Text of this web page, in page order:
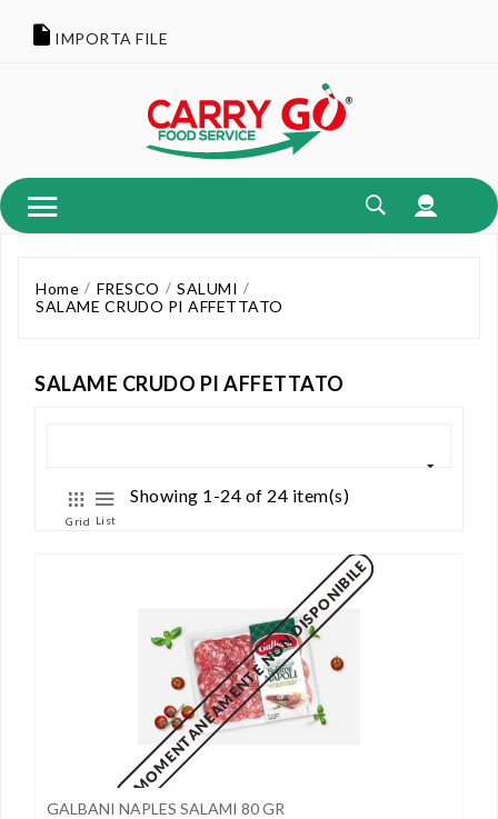
IMPORTA FILE
Home FRESCO
SALUMI
SALAME CRUDO PI AFFETTATO
SALAME CRUDO PI AFFETTATO
Grid List
Showing 1-24 of 24 item(s)
MOMENTANEAMENTE NON DISPONIBILE
GALBANI NAPLES SALAMI 80 GR